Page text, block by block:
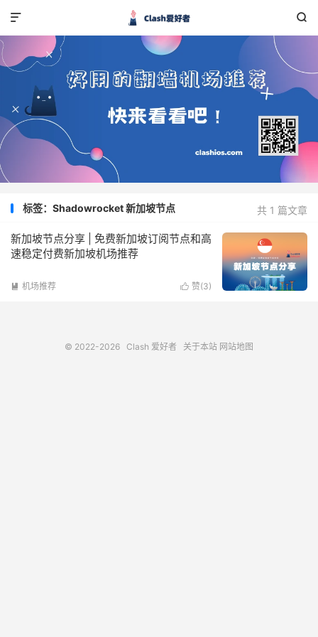


共 1 篇文章
标签：Shadowrocket 新加坡节点
新加坡节点分享 | 免费新加坡订阅节点和高
速稳定付费新加坡机场推荐
 赞(3)
 机场推荐
© 2022-2026 Clash 爱好者 关于本站 网站地图